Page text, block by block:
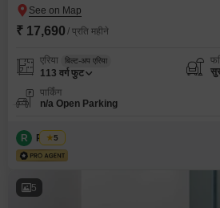
₹ 17,690 / प्रति महीने
एरिया बिल्ट-अप एरिया
113 वर्ग फुट
पार्किंग
n/a Open Parking
R Regus
5
5